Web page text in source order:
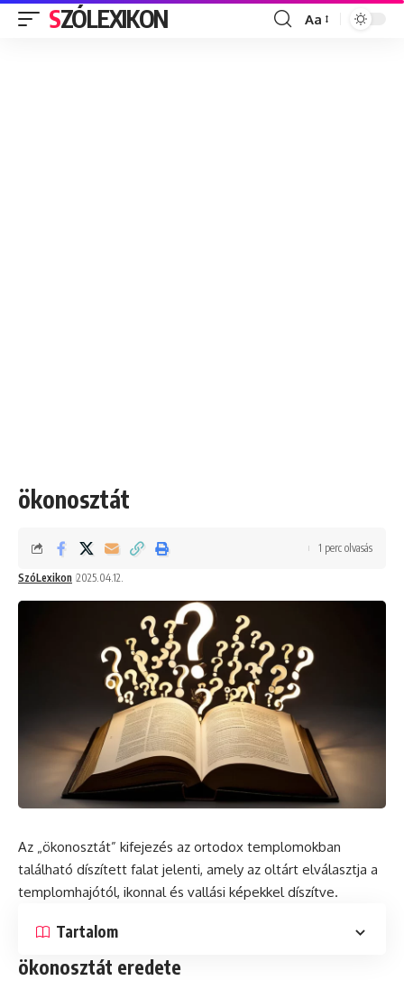
SZÓLEXIKON
Font
Aa
ökonosztát
SzóLexikon 2025.04.12.
1 perc olvasás
Az „ökonosztát” kifejezés az ortodox templomokban
található díszített falat jelenti, amely az oltárt elválasztja a
templomhajótól, ikonnal és vallási képekkel díszítve.
Tartalom
ökonosztát eredete